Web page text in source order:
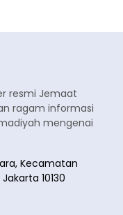
resmi Jemaat
ragam informasi
mengenai
Kecamatan
10130